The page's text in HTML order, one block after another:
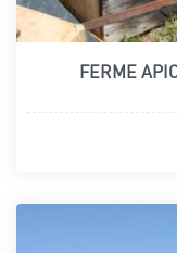
FERME